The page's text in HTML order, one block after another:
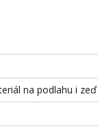
na podlahu i zeď